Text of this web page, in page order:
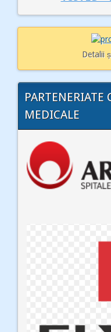
Detalii
PARTENERIATE
MEDICALE